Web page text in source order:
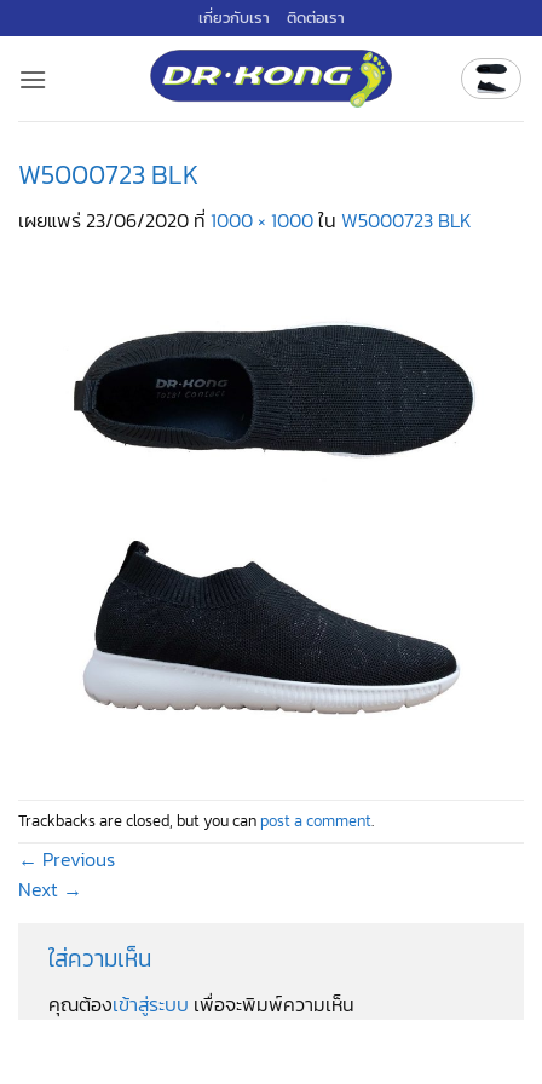
ไป
เกี่ยวกับเรา ติดต่อเรา
W5000723 BLK
เผยแพร่23/06/2020 ที่ 1000 × 1000ใน W5000723 BLK
Trackbacks are closed, but you can post a comment.
← Previous
Next →
ใส่ความเห็น
คุณต้องเข้าสู่ระบบ เพื่อจะพิมพ์ความเห็น